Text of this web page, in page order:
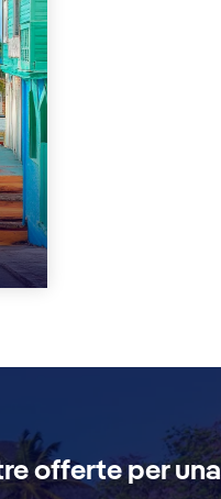
offerte per